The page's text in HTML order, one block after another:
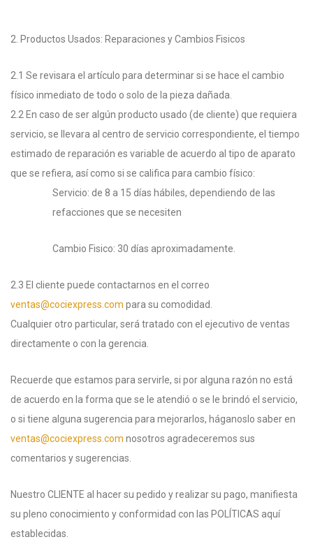
2. Productos Usados: Reparaciones y Cambios Fisicos
2.1 Se revisara el artículo para determinar si se hace el cambio
físico inmediato de todo o solo de la pieza dañada.
2.2 En caso de ser algún producto usado (de cliente) que requiera
servicio, se llevara al centro de servicio correspondiente, el tiempo
estimado de reparación es variable de acuerdo al tipo de aparato
que se refiera, así como si se califica para cambio físico:
Servicio: de 8 a 15 días hábiles, dependiendo de las
refacciones que se necesiten
Cambio Fisico: 30 días aproximadamente.
2.3 El cliente puede contactarnos en el correo
ventas@cociexpress.com para su comodidad.
Cualquier otro particular, será tratado con el ejecutivo de ventas
directamente o con la gerencia.
Recuerde que estamos para servirle, si por alguna razón no está
de acuerdo en la forma que se le atendió o se le brindó el servicio,
o si tiene alguna sugerencia para mejorarlos, háganoslo saber en
ventas@cociexpress.com nosotros agradeceremos sus
comentarios y sugerencias.
Nuestro CLIENTE al hacer su pedido y realizar su pago, manifiesta
su pleno conocimiento y conformidad con las POLÍTICAS aquí
establecidas.